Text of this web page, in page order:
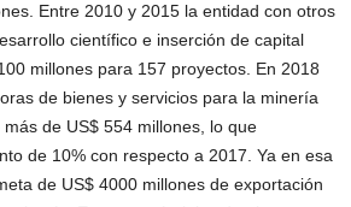
Entre 2010 y 2015 la entidad con otros
científico e inserción de capital
millones para 157 proyectos. En 2018
de bienes y servicios para la minería
de US$ 554 millones, lo que
de 10% con respecto a 2017. Ya en esa
de US$ 4000 millones de exportación